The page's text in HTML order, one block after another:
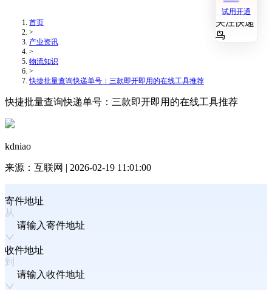
关注快递
鸟
试用开通
首页
>
产业资讯
>
物流知识
>
快捷批量查询快递单号：三款即开即用的在线工具推荐
快捷批量查询快递单号：三款即开即用的在线工具推荐
kdniao
来源： 互联网 | 2026-02-19 11:01:00
寄件地址
请输入寄件地址
收件地址
请输入收件地址
关注快递
鸟
试用开通